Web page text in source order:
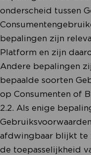
onderscheid tussen
bepalingen zijn
Platform en zijn
Andere bepalingen
bepaalde soorten
op Consumenten of
2.2. Als enige
afdwingbaar blijkt te
de toepasselijkheid